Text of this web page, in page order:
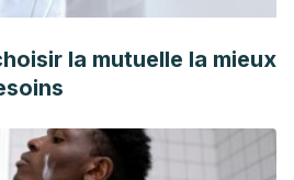
la mutuelle la mieux